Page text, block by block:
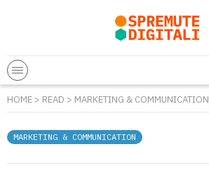
HOME > READ > MARKETING & COMMUNICATION
MARKETING & COMMUNICATION